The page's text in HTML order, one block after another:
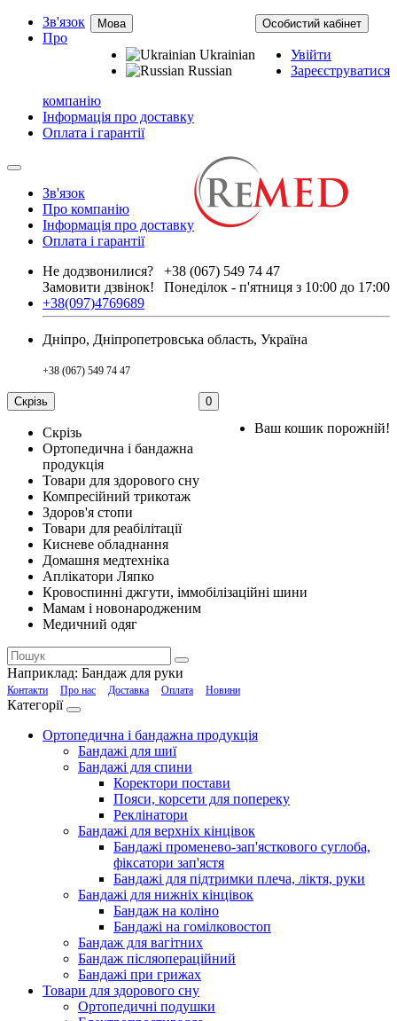
Особистий кабінет
Увійти
Зареєструватися
Мова
Ukrainian
Russian
Зв'язок
Про
компанію
Інформація про доставку
Оплата і гарантії
Зв'язок
Про компанію
Інформація про доставку
Оплата і гарантії
+38 (067) 549 74 47
Понеділок - п'ятниця з 10:00 до 17:00
Не додзвонилися?
Замовити дзвінок!
+38(097)4769689
Дніпро, Дніпропетровська область, Україна
+38 (067) 549 74 47
0
Ваш кошик порожній!
Скрізь
Скрізь
Ортопедична і бандажна
продукція
Товари для здорового сну
Компресійний трикотаж
Здоров'я стопи
Товари для реабілітації
Кисневе обладнання
Домашня медтехніка
Аплікатори Ляпко
Кровоспинні джгути, іммобілізаційні шини
Мамам і новонародженим
Медичний одяг
Наприклад: Бандаж для руки
Контакти Про нас Доставка Оплата Новини
Категорії
Ортопедична і бандажна продукція
Бандажі для шиї
Бандажі для спини
Коректори постави
Пояси, корсети для попереку
Реклінатори
Бандажі для верхніх кінцівок
Бандажі променево-зап'ясткового суглоба,
фіксатори зап'ястя
Бандажі для підтримки плеча, ліктя, руки
Бандажі для нижніх кінцівок
Бандаж на коліно
Бандажі на гомілковостоп
Бандаж для вагітних
Бандаж післяопераційний
Бандажі при грижах
Товари для здорового сну
Ортопедичні подушки